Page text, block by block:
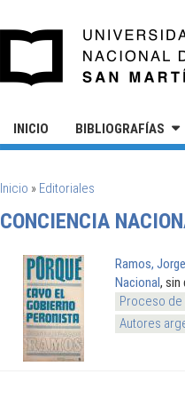
INICIO BIBLIOGRAFÍAS
SE ENCUENTRA USTED AQUÍ
Inicio » Editoriales
CONCIENCIA
Ramos,
Nacional, sin
Proceso de
Autores